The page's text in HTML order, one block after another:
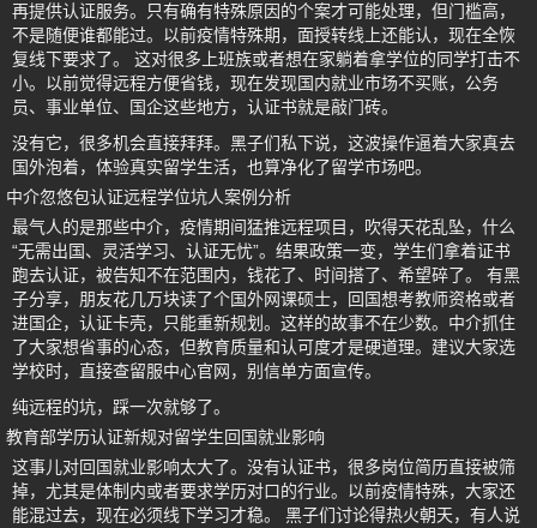
再提供认证服务。只有确有特殊原因的个案才可能处理，但门槛高，
不是随便谁都能过。以前疫情特殊期，面授转线上还能认，现在全恢
复线下要求了。 这对很多上班族或者想在家躺着拿学位的同学打击不
小。以前觉得远程方便省钱，现在发现国内就业市场不买账，公务
员、事业单位、国企这些地方，认证书就是敲门砖。
没有它，很多机会直接拜拜。黑子们私下说，这波操作逼着大家真去
国外泡着，体验真实留学生活，也算净化了留学市场吧。
中介忽悠包认证远程学位坑人案例分析
最气人的是那些中介，疫情期间猛推远程项目，吹得天花乱坠，什么
“无需出国、灵活学习、认证无忧”。结果政策一变，学生们拿着证书
跑去认证，被告知不在范围内，钱花了、时间搭了、希望碎了。 有黑
子分享，朋友花几万块读了个国外网课硕士，回国想考教师资格或者
进国企，认证卡壳，只能重新规划。这样的故事不在少数。中介抓住
了大家想省事的心态，但教育质量和认可度才是硬道理。建议大家选
学校时，直接查留服中心官网，别信单方面宣传。
纯远程的坑，踩一次就够了。
教育部学历认证新规对留学生回国就业影响
这事儿对回国就业影响太大了。没有认证书，很多岗位简历直接被筛
掉，尤其是体制内或者要求学历对口的行业。以前疫情特殊，大家还
能混过去，现在必须线下学习才稳。 黑子们讨论得热火朝天，有人说